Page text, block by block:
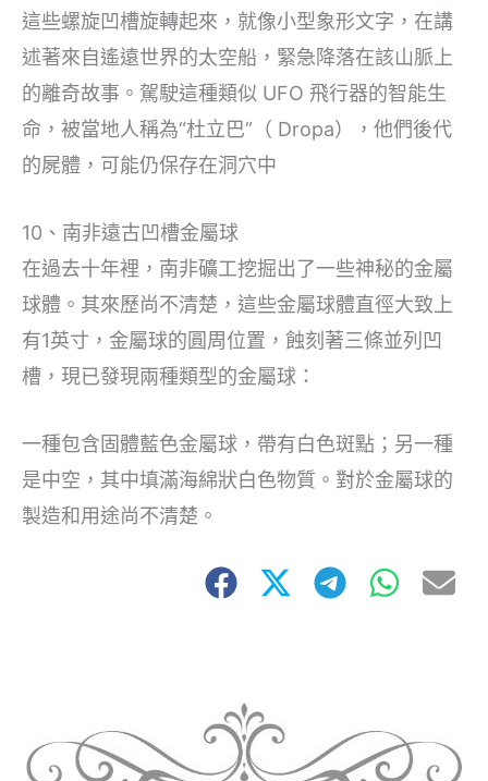
這些螺旋凹槽旋轉起來，就像小型象形文字，在講
述著來自遙遠世界的太空船，緊急降落在該山脈上
的離奇故事。駕駛這種類似 UFO 飛行器的智能生
命，被當地人稱為“杜立巴”（ Dropa），他們後代
的屍體，可能仍保存在洞穴中
10、南非遠古凹槽金屬球
在過去十年裡，南非礦工挖掘出了一些神秘的金屬
球體。其來歷尚不清楚，這些金屬球體直徑大致上
有1英寸，金屬球的圓周位置，蝕刻著三條並列凹
槽，現已發現兩種類型的金屬球：
一種包含固體藍色金屬球，帶有白色斑點；另一種
是中空，其中填滿海綿狀白色物質。對於金屬球的
製造和用途尚不清楚。